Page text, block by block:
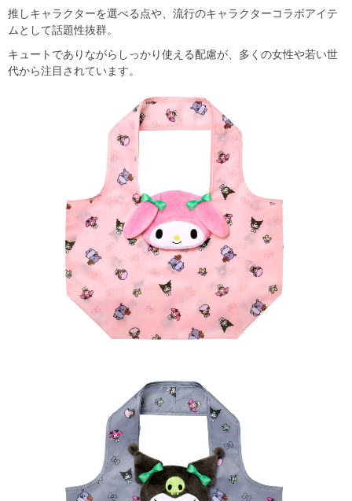
推しキャラクターを選べる点や、流行のキャラクターコラボアイテ
ムとして話題性抜群。
キュートでありながらしっかり使える配慮が、多くの女性や若い世
代から注目されています。